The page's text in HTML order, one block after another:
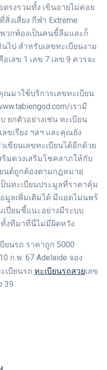
รงรวมทั้ง เขินอายไม่ค่อย
งเสี่ยง กีฬา Extreme
วกพ้องเป็นคนขี้ลืมและก็
นไป สำหรับเลขทะเบียนงาม
ลข 1 เลข 7 เลข 9 ควรจะ
ณมาใช้บริการเลขทะเบียน
เรามี
ยกตัวอย่างเช่น ทะเบียน
ลขเรียง ฯลฯ และคุณยัง
เขียนเลขทะเบียนได้อีกด้วย
ริมดวงเสริมโชคลาภให้กับ
นต์ถูกต้องตามกฎหมาย
นทะเบียนประมูลที่ราคาคุ้ม
ลเพิ่มเติมได้ มีแอดไม่นพร้
เปี่ยมชี้แนะอย่างมีระบบ
ทั้งทีมาที่นี่ไม่มีผิดหวัง
ยนรถ ราคาถูก 5000
ก.พ. 67 Adelaide จอง
เบียนรถ ทะเบียนรถสวยเลข
39